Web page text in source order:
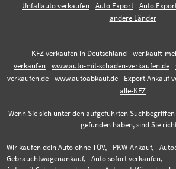
Unfallauto verkaufen Auto Export
Auto
andere Länder
KFZ verkaufen in Deutschland wer.kauft-
verkaufen
www.auto-mit-schaden-verkaufen.de
verkaufen.de
www.autoabkauf.de Export Ankauf
alle-KFZ
Wenn Sie sich unter den aufgeführten
gefunden haben, sind Sie
Wir kaufen dein Auto ohne TÜV, PKW-Ankauf,
Gebrauchtwagenankauf,
Auto sofort verkaufen,